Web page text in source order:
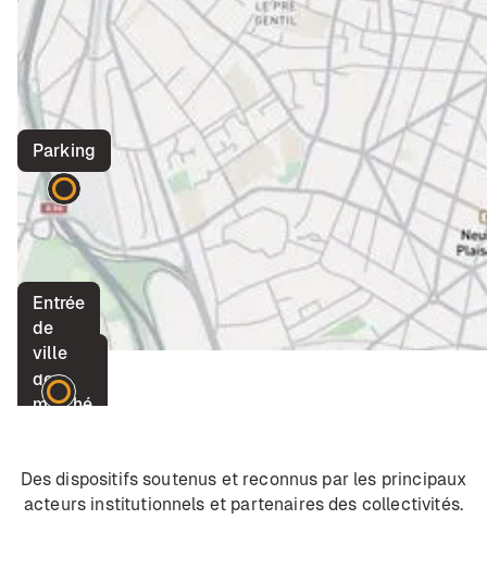
Place
de
marché
Entrée
de
ville
Parking
Des dispositifs soutenus et reconnus par les principaux
acteurs institutionnels et partenaires des collectivités.